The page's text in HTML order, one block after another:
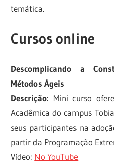
temática.
Cursos online
Descomplicando a
Métodos Ágeis
Descrição: Mini curso
Acadêmica do campus
seus participantes na
partir da Programação
Vídeo: No YouTube